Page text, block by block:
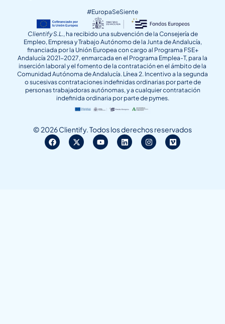
#EuropaSeSiente
Clientify S.L., ha recibido una subvención de la Consejería de
Empleo, Empresa y Trabajo Autónomo de la Junta de Andalucía,
financiada por la Unión Europea con cargo al Programa FSE+
Andalucía 2021-2027, enmarcada en el Programa Emplea-T, para la
inserción laboral y el fomento de la contratación en el ámbito de la
Comunidad Autónoma de Andalucía. Línea 2. Incentivo a la segunda
o sucesivas contrataciones indefinidas ordinarias por parte de
personas trabajadoras autónomas, y a cualquier contratación
indefinida ordinaria por parte de pymes.
© 2026 Clientify. Todos los derechos reservados